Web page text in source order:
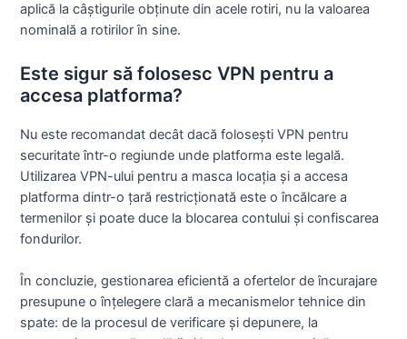
aplică la câștigurile obținute din acele rotiri, nu la valoarea
nominală a rotirilor în sine.
Este sigur să folosesc VPN pentru a
accesa platforma?
Nu este recomandat decât dacă folosești VPN pentru
securitate într-o regiunde unde platforma este legală.
Utilizarea VPN-ului pentru a masca locația și a accesa
platforma dintr-o țară restricționată este o încălcare a
termenilor și poate duce la blocarea contului și confiscarea
fondurilor.
În concluzie, gestionarea eficientă a ofertelor de încurajare
presupune o înțelegere clară a mecanismelor tehnice din
spate: de la procesul de verificare și depunere, la